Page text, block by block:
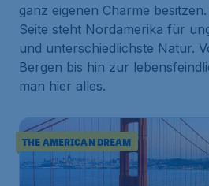
ganz eigenen Charme
Seite steht Nordamerika für
und unterschiedlichste Natur.
Bergen bis hin zur
man hier alles.
THE AMERICAN DREAM